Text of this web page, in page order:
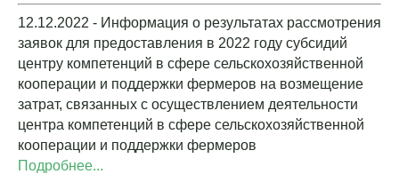
12.12.2022 - Информация о результатах рассмотрения
заявок для предоставления в 2022 году субсидий
центру компетенций в сфере сельскохозяйственной
кооперации и поддержки фермеров на возмещение
затрат, связанных с осуществлением деятельности
центра компетенций в сфере сельскохозяйственной
кооперации и поддержки фермеров
Подробнее...